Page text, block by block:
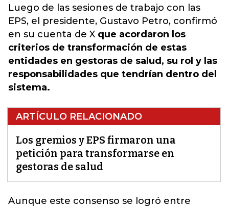
Luego de las sesiones de trabajo con las
EPS, el presidente, Gustavo Petro, confirmó
en su cuenta de X que acordaron los
criterios de transformación de estas
entidades en gestoras de salud, su rol y las
responsabilidades que tendrían dentro del
sistema.
ARTÍCULO RELACIONADO
Los gremios y EPS firmaron una
petición para transformarse en
gestoras de salud
Aunque este consenso se logró entre